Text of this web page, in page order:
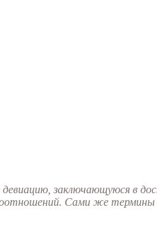
девиацию, заключающуюся в
Сами же